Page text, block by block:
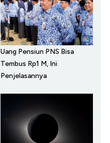
Uang Pensiun PNS Bisa
Tembus Rp1 M, Ini
Penjelasannya